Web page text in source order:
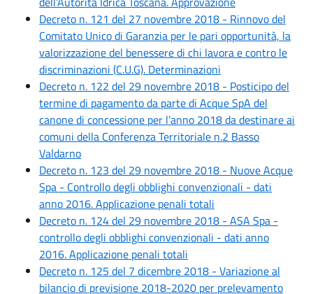
Decreto n. 121 del 27 novembre 2018 - Rinnovo del
Comitato Unico di Garanzia per le pari opportunità, la
valorizzazione del benessere di chi lavora e contro le
discriminazioni (C.U.G). Determinazioni
Decreto n. 122 del 29 novembre 2018 - Posticipo del
termine di pagamento da parte di Acque SpA del
canone di concessione per l’anno 2018 da destinare ai
comuni della Conferenza Territoriale n.2 Basso
Valdarno
Decreto n. 123 del 29 novembre 2018 - Nuove Acque
Spa - Controllo degli obblighi convenzionali - dati
anno 2016. Applicazione penali totali
Decreto n. 124 del 29 novembre 2018 - ASA Spa -
controllo degli obblighi convenzionali - dati anno
2016. Applicazione penali totali
Decreto n. 125 del 7 dicembre 2018 - Variazione al
bilancio di previsione 2018-2020 per prelevamento